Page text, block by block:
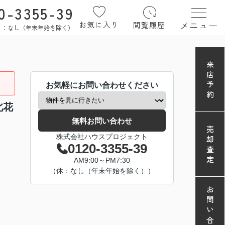
3355-39
なし（年末年始を除く） お気に入り 閲覧履歴 メニュー
花
お気軽にお問い合わせください
無料お問い合わせ
株式会社ハウスプロジェクト
0120-3355-39
AM9:00～PM7:30
（休：なし（年末年始を除く））
来店予約
売却査定